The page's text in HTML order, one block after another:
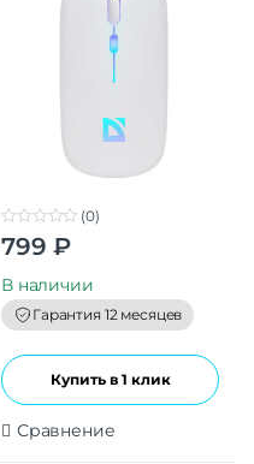
0
o
t
o
f
5
(0)
799 ₽
В наличии
Гарантия 12 месяцев
Купить в 1 клик
Сравнение